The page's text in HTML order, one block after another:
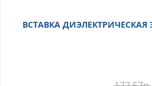
ВСТАВКА